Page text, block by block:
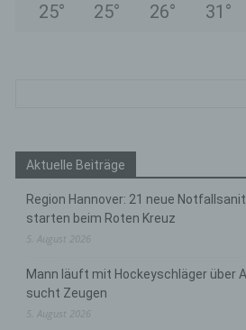
25° 25° 26° 31 °
Aktuelle Beiträge
Region Hannover: 21 neue
starten beim Roten Kreuz
5. August 2026
Mann läuft mit Hockeyschläger über
sucht Zeugen
5. August 2026